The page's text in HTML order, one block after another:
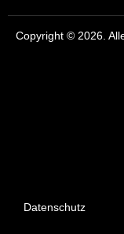
Copyright © 2026.
Datenschutz